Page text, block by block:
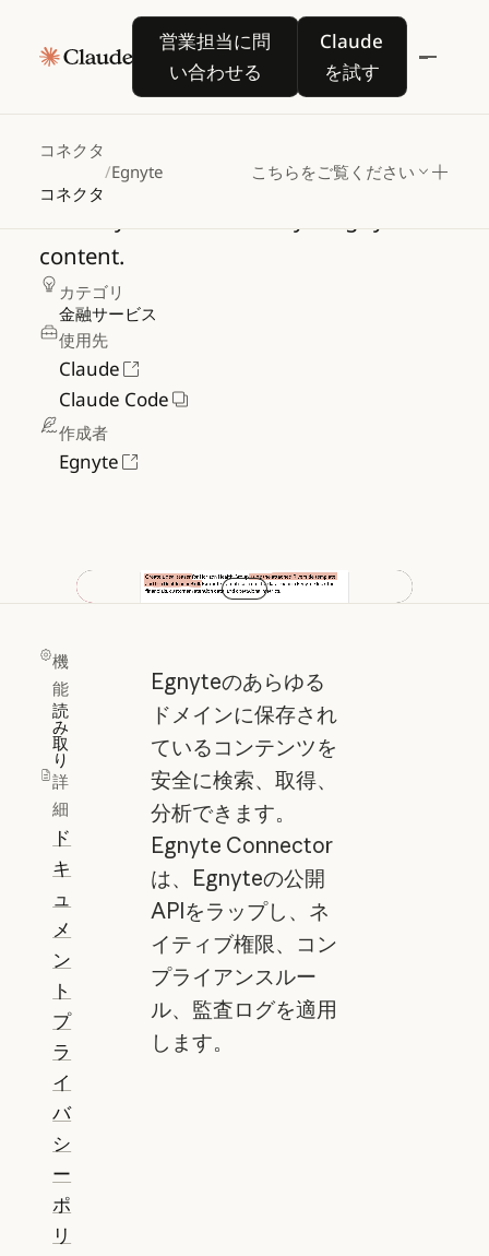
営業担当に問
い合わせる
営業担当に問い合わせる
Claude
を試す
Claude を試す
コネクタ
コネクタ
/Egnyte こちらをご覧ください
Egnyte
content.
カテゴリ
金融サービス
使用先
Claude
Claude Code
作成者
Egnyte
動画を再生
機
能
読
み
取
り
詳
細
ド
キ
ュ
メ
ン
ト
プ
ラ
イ
バ
シ
ー
ポ
リ
Egnyteのあらゆる
ドメインに保存され
ているコンテンツを
安全に検索、取得、
分析できます。
Egnyte Connector
は、Egnyteの公開
APIをラップし、ネ
イティブ権限、コン
プライアンスルー
ル、監査ログを適用
します。